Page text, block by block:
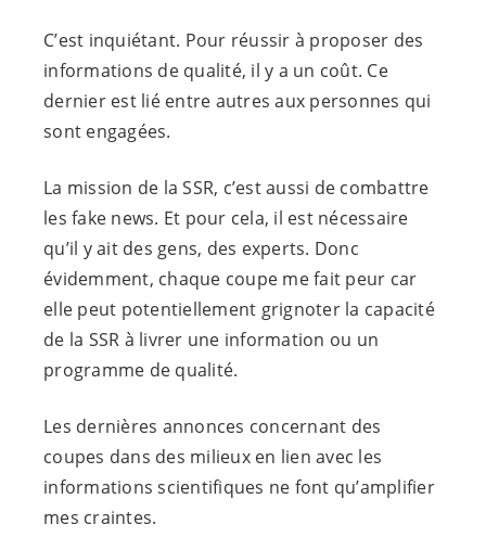
C’est inquiétant. Pour réussir à proposer des
informations de qualité, il y a un coût. Ce
dernier est lié entre autres aux personnes qui
sont engagées.
La mission de la SSR, c’est aussi de combattre
les fake news. Et pour cela, il est nécessaire
qu’il y ait des gens, des experts. Donc
évidemment, chaque coupe me fait peur car
elle peut potentiellement grignoter la capacité
de la SSR à livrer une information ou un
programme de qualité.
Les dernières annonces concernant des
coupes dans des milieux en lien avec les
informations scientifiques ne font qu’amplifier
mes craintes.